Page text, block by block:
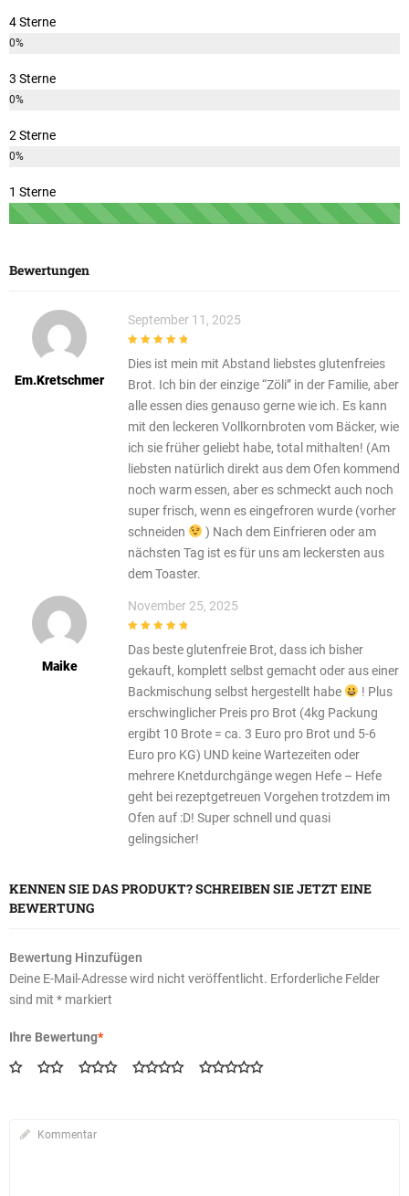
4 Sterne
0%
3 Sterne
0%
2 Sterne
0%
1 Sterne
Bewertungen
Em.kretschmer
September 11, 2025
Dies ist mein mit Abstand liebstes glutenfreies
Brot. Ich bin der einzige “Zöli” in der Familie, aber
alle essen dies genauso gerne wie ich. Es kann
mit den leckeren Vollkornbroten vom Bäcker, wie
ich sie früher geliebt habe, total mithalten! (Am
liebsten natürlich direkt aus dem Ofen kommend
noch warm essen, aber es schmeckt auch noch
super frisch, wenn es eingefroren wurde (vorher
schneiden
) Nach dem Einfrieren oder am
nächsten Tag ist es für uns am leckersten aus
dem Toaster.
Maike
November 25, 2025
Das beste glutenfreie Brot, dass ich bisher
gekauft, komplett selbst gemacht oder aus einer
Backmischung selbst hergestellt habe
! Plus
erschwinglicher Preis pro Brot (4kg Packung
ergibt 10 Brote = ca. 3 Euro pro Brot und 5-6
Euro pro KG) UND keine Wartezeiten oder
mehrere Knetdurchgänge wegen Hefe – Hefe
geht bei rezeptgetreuen Vorgehen trotzdem im
Ofen auf :D! Super schnell und quasi
gelingsicher!
KENNEN SIE DAS PRODUKT? SCHREIBEN SIE JETZT EINE
BEWERTUNG
Bewertung Hinzufügen
Deine E-Mail-Adresse wird nicht veröffentlicht. Erforderliche Felder
sind mit * markiert
Ihre Bewertung*